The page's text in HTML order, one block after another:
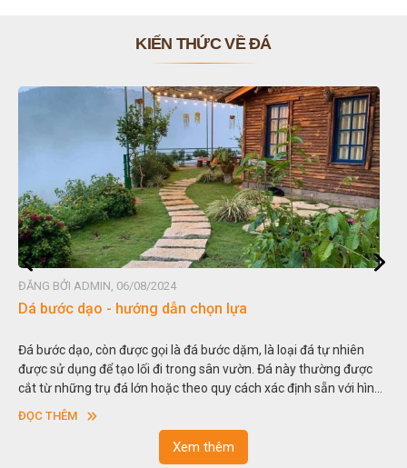
KIẾN THỨC VỀ ĐÁ
hình
ĐĂNG BỞI ADMIN, 06/08/2024
Đá non bộ - cách lựa chọn non bộ đẹp
Hòn non bộ được biết đến là một nghệ thuật xây dựng, sắp
thu nhỏ, đưa mô hình những ngọn núi to lớn ngoài tự nhiên
trong các vườn cảnh. Hay nói một cách khác, người ta gọi là
sơn”. Nghệ thuật hòn non bộ nhằm phục vụ cho mục đích
ĐỌC THÊM
Xem thêm